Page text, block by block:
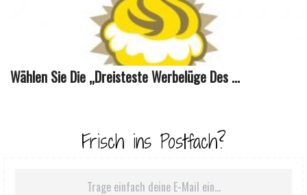
Wählen Sie Die „dreisteste Werbelüge Des ...
Frisch ins Postfach?